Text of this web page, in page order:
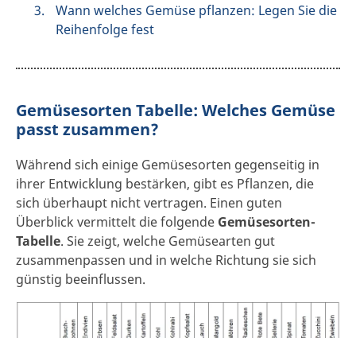
Wann welches Gemüse pflanzen: Legen Sie die
Reihenfolge fest
Gemüsesorten Tabelle: Welches Gemüse
passt zusammen?
Während sich einige Gemüsesorten gegenseitig in
ihrer Entwicklung bestärken, gibt es Pflanzen, die
sich überhaupt nicht vertragen. Einen guten
Überblick vermittelt die folgende Gemüsesorten-
Tabelle. Sie zeigt, welche Gemüsearten gut
zusammenpassen und in welche Richtung sie sich
günstig beeinflussen.